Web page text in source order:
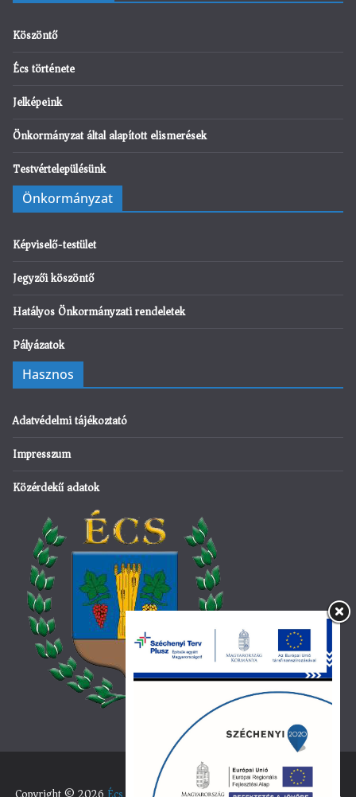
Köszöntő
Écs története
Jelképeink
Önkormányzat által alapított elismerések
Testvértelepülésünk
Önkormányzat
Képviselő-testület
Jegyzői köszöntő
Hatályos Önkormányzati rendeletek
Pályázatok
Hasznos
Adatvédelmi tájékoztató
Impresszum
Közérdekű adatok